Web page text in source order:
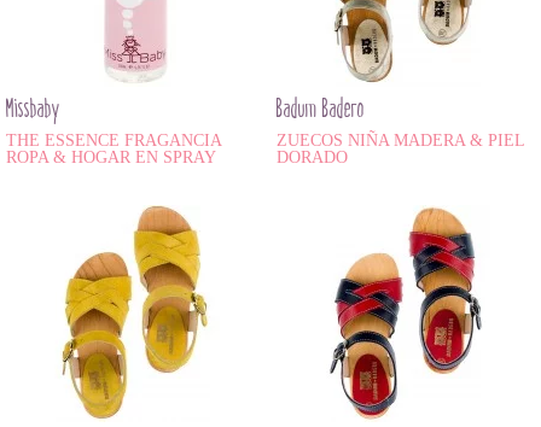
Missbaby
THE ESSENCE FRAGANCIA
ROPA & HOGAR EN SPRAY
Badum Badero
ZUECOS NIÑA MADERA & PIEL
DORADO